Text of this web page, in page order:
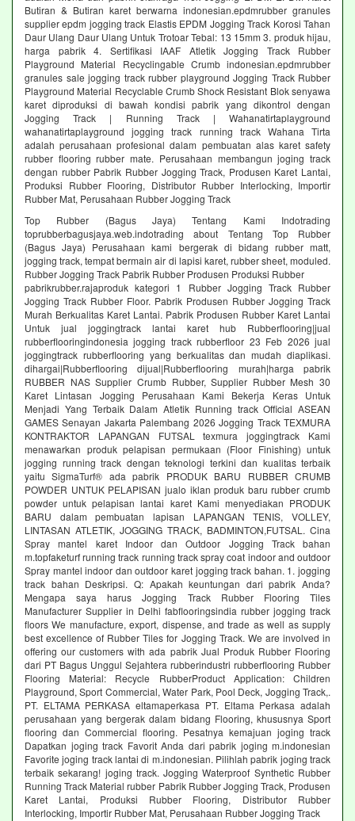
Butiran & Butiran karet berwarna indonesian.epdmrubber granules
supplier epdm jogging track Elastis EPDM Jogging Track Korosi Tahan
Daur Ulang Daur Ulang Untuk Trotoar Tebal: 13 15mm 3. produk hijau,
harga pabrik 4. Sertifikasi IAAF Atletik Jogging Track Rubber
Playground Material Recyclingable Crumb indonesian.epdmrubber
granules sale jogging track rubber playground Jogging Track Rubber
Playground Material Recyclable Crumb Shock Resistant Blok senyawa
karet diproduksi di bawah kondisi pabrik yang dikontrol dengan
Jogging Track | Running Track | Wahanatirtaplayground
wahanatirtaplayground jogging track running track Wahana Tirta
adalah perusahaan profesional dalam pembuatan alas karet safety
rubber flooring rubber mate. Perusahaan membangun joging track
dengan rubber Pabrik Rubber Jogging Track, Produsen Karet Lantai,
Produksi Rubber Flooring, Distributor Rubber Interlocking, Importir
Rubber Mat, Perusahaan Rubber Jogging Track
Top Rubber (Bagus Jaya) Tentang Kami Indotrading
toprubberbagusjaya.web.indotrading about Tentang Top Rubber
(Bagus Jaya) Perusahaan kami bergerak di bidang rubber matt,
jogging track, tempat bermain air di lapisi karet, rubber sheet, moduled.
Rubber Jogging Track Pabrik Rubber Produsen Produksi Rubber
pabrikrubber.rajaproduk kategori 1 Rubber Jogging Track Rubber
Jogging Track Rubber Floor. Pabrik Produsen Rubber Jogging Track
Murah Berkualitas Karet Lantai. Pabrik Produsen Rubber Karet Lantai
Untuk jual joggingtrack lantai karet hub Rubberflooring|jual
rubberflooringindonesia jogging track rubberfloor 23 Feb 2026 jual
joggingtrack rubberflooring yang berkualitas dan mudah diaplikasi.
dihargai|Rubberflooring dijual|Rubberflooring murah|harga pabrik
RUBBER NAS Supplier Crumb Rubber, Supplier Rubber Mesh 30
Karet Lintasan Jogging Perusahaan Kami Bekerja Keras Untuk
Menjadi Yang Terbaik Dalam Atletik Running track Official ASEAN
GAMES Senayan Jakarta Palembang 2026 Jogging Track TEXMURA
KONTRAKTOR LAPANGAN FUTSAL texmura joggingtrack Kami
menawarkan produk pelapisan permukaan (Floor Finishing) untuk
jogging running track dengan teknologi terkini dan kualitas terbaik
yaitu SigmaTurf® ada pabrik PRODUK BARU RUBBER CRUMB
POWDER UNTUK PELAPISAN jualo iklan produk baru rubber crumb
powder untuk pelapisan lantai karet Kami menyediakan PRODUK
BARU dalam pembuatan lapisan LAPANGAN TENIS, VOLLEY,
LINTASAN ATLETIK, JOGGING TRACK, BADMINTON,FUTSAL. Cina
Spray mantel karet Indoor dan Outdoor Jogging Track bahan
m.topfaketurf running track running track spray coat indoor and outdoor
Spray mantel indoor dan outdoor karet jogging track bahan. 1. jogging
track bahan Deskripsi. Q: Apakah keuntungan dari pabrik Anda?
Mengapa saya harus Jogging Track Rubber Flooring Tiles
Manufacturer Supplier in Delhi fabflooringsindia rubber jogging track
floors We manufacture, export, dispense, and trade as well as supply
best excellence of Rubber Tiles for Jogging Track. We are involved in
offering our customers with ada pabrik Jual Produk Rubber Flooring
dari PT Bagus Unggul Sejahtera rubberindustri rubberflooring Rubber
Flooring Material: Recycle RubberProduct Application: Children
Playground, Sport Commercial, Water Park, Pool Deck, Jogging Track,.
PT. ELTAMA PERKASA eltamaperkasa PT. Eltama Perkasa adalah
perusahaan yang bergerak dalam bidang Flooring, khususnya Sport
flooring dan Commercial flooring. Pesatnya kemajuan joging track
Dapatkan joging track Favorit Anda dari pabrik joging m.indonesian
Favorite joging track lantai di m.indonesian. Pilihlah pabrik joging track
terbaik sekarang! joging track. Jogging Waterproof Synthetic Rubber
Running Track Material rubber Pabrik Rubber Jogging Track, Produsen
Karet Lantai, Produksi Rubber Flooring, Distributor Rubber
Interlocking, Importir Rubber Mat, Perusahaan Rubber Jogging Track